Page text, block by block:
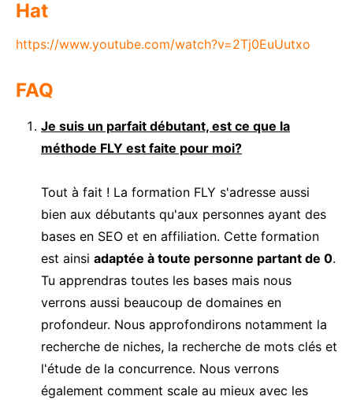
Hat
https://www.youtube.com/watch?v=2Tj0EuUutxo
FAQ
Je suis un parfait débutant, est ce que la
méthode FLY est faite pour moi?
Tout à fait ! La formation FLY s'adresse aussi
bien aux débutants qu'aux personnes ayant des
bases en SEO et en affiliation. Cette formation
est ainsi adaptée à toute personne partant de 0.
Tu apprendras toutes les bases mais nous
verrons aussi beaucoup de domaines en
profondeur. Nous approfondirons notamment la
recherche de niches, la recherche de mots clés et
l'étude de la concurrence. Nous verrons
également comment scale au mieux avec les